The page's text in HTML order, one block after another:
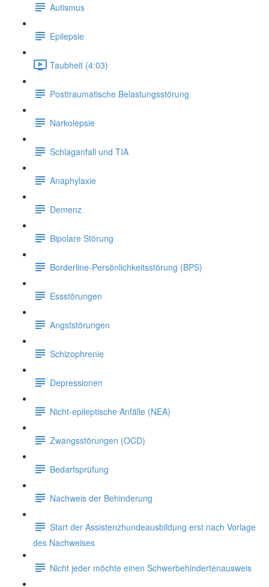
Autismus
Epilepsie
Taubheit (4:03)
Posttraumatische Belastungsstörung
Narkolepsie
Schlaganfall und TIA
Anaphylaxie
Demenz
Bipolare Störung
Borderline-Persönlichkeitsstörung (BPS)
Essstörungen
Angststörungen
Schizophrenie
Depressionen
Nicht-epileptische Anfälle (NEA)
Zwangsstörungen (OCD)
Bedarfsprüfung
Nachweis der Behinderung
Start der Assistenzhundeausbildung erst nach Vorlage
des Nachweises
Nicht jeder möchte einen Schwerbehindertenausweis